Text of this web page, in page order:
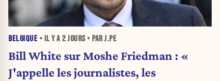
BELGIQUE • IL Y A 2 JOURS• PAR J.PE
Bill White sur Moshe Friedman : «
J'appelle les journalistes, les